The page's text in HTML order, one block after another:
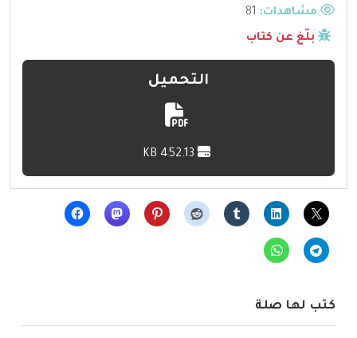
مشاهدات:
بلّغ عن كتاب
التحميل
كتب لها صلة